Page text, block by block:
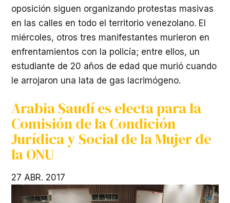
oposición siguen organizando protestas masivas
en las calles en todo el territorio venezolano. El
miércoles, otros tres manifestantes murieron en
enfrentamientos con la policía; entre ellos, un
estudiante de 20 años de edad que murió cuando
le arrojaron una lata de gas lacrimógeno.
Arabia Saudí es electa para la
Comisión de la Condición
Jurídica y Social de la Mujer de
la ONU
27 ABR. 2017